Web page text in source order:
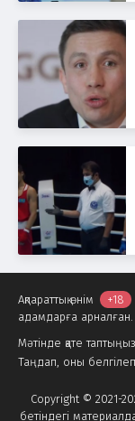
Copyright © 2021-
бетіндегі
Ақпараттық өнім +18
адамдарға арналған.
Мәтінде қате
Таңдап, оны белгілеп